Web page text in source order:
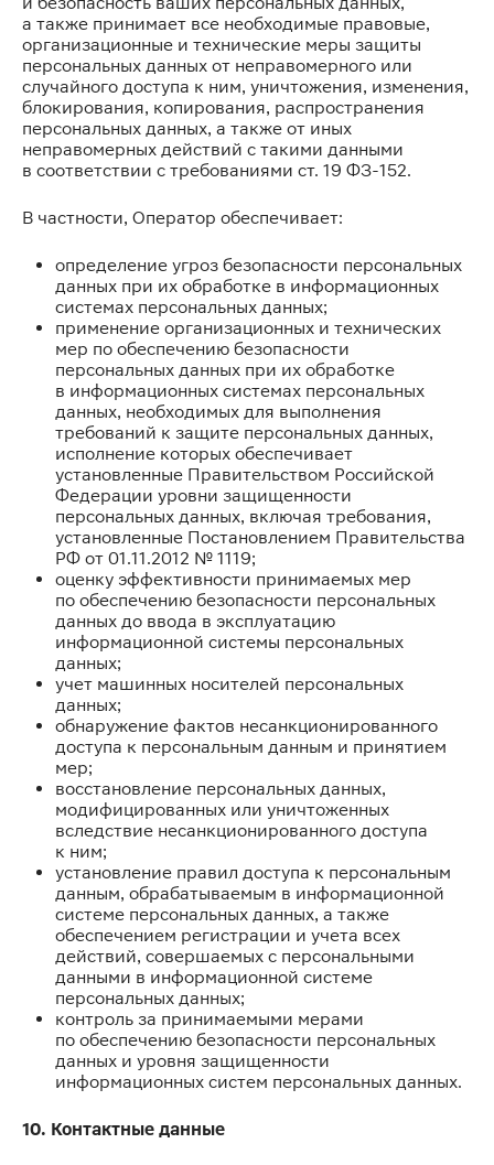
а также принимает все необходимые правовые,
организационные и технические меры защиты
персональных данных от неправомерного или
случайного доступа к ним, уничтожения, изменения,
блокирования, копирования, распространения
персональных данных, а также от иных
неправомерных действий с такими данными
в соответствии с требованиями ст. 19 ФЗ-152.
В частности, Оператор обеспечивает:
определение угроз безопасности персональных
данных при их обработке в информационных
системах персональных данных;
применение организационных и технических
мер по обеспечению безопасности
персональных данных при их обработке
в информационных системах персональных
данных, необходимых для выполнения
требований к защите персональных данных,
исполнение которых обеспечивает
установленные Правительством Российской
Федерации уровни защищенности
персональных данных, включая требования,
установленные Постановлением Правительства
РФ от 01.11.2012 № 1119;
оценку эффективности принимаемых мер
по обеспечению безопасности персональных
данных до ввода в эксплуатацию
информационной системы персональных
данных;
учет машинных носителей персональных
данных;
обнаружение фактов несанкционированного
доступа к персональным данным и принятием
мер;
восстановление персональных данных,
модифицированных или уничтоженных
вследствие несанкционированного доступа
к ним;
установление правил доступа к персональным
данным, обрабатываемым в информационной
системе персональных данных, а также
обеспечением регистрации и учета всех
действий, совершаемых с персональными
данными в информационной системе
персональных данных;
контроль за принимаемыми мерами
по обеспечению безопасности персональных
данных и уровня защищенности
информационных систем персональных данных.
10. Контактные данные